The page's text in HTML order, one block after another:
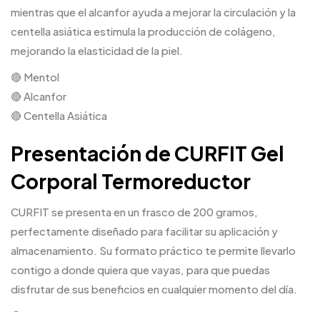
mientras que el alcanfor ayuda a mejorar la circulación y la
centella asiática estimula la producción de colágeno,
mejorando la elasticidad de la piel.
🔴 Mentol
🔴 Alcanfor
🔴 Centella Asiática
Presentación de CURFIT Gel
Corporal Termoreductor
CURFIT se presenta en un frasco de 200 gramos,
perfectamente diseñado para facilitar su aplicación y
almacenamiento. Su formato práctico te permite llevarlo
contigo a donde quiera que vayas, para que puedas
disfrutar de sus beneficios en cualquier momento del día.